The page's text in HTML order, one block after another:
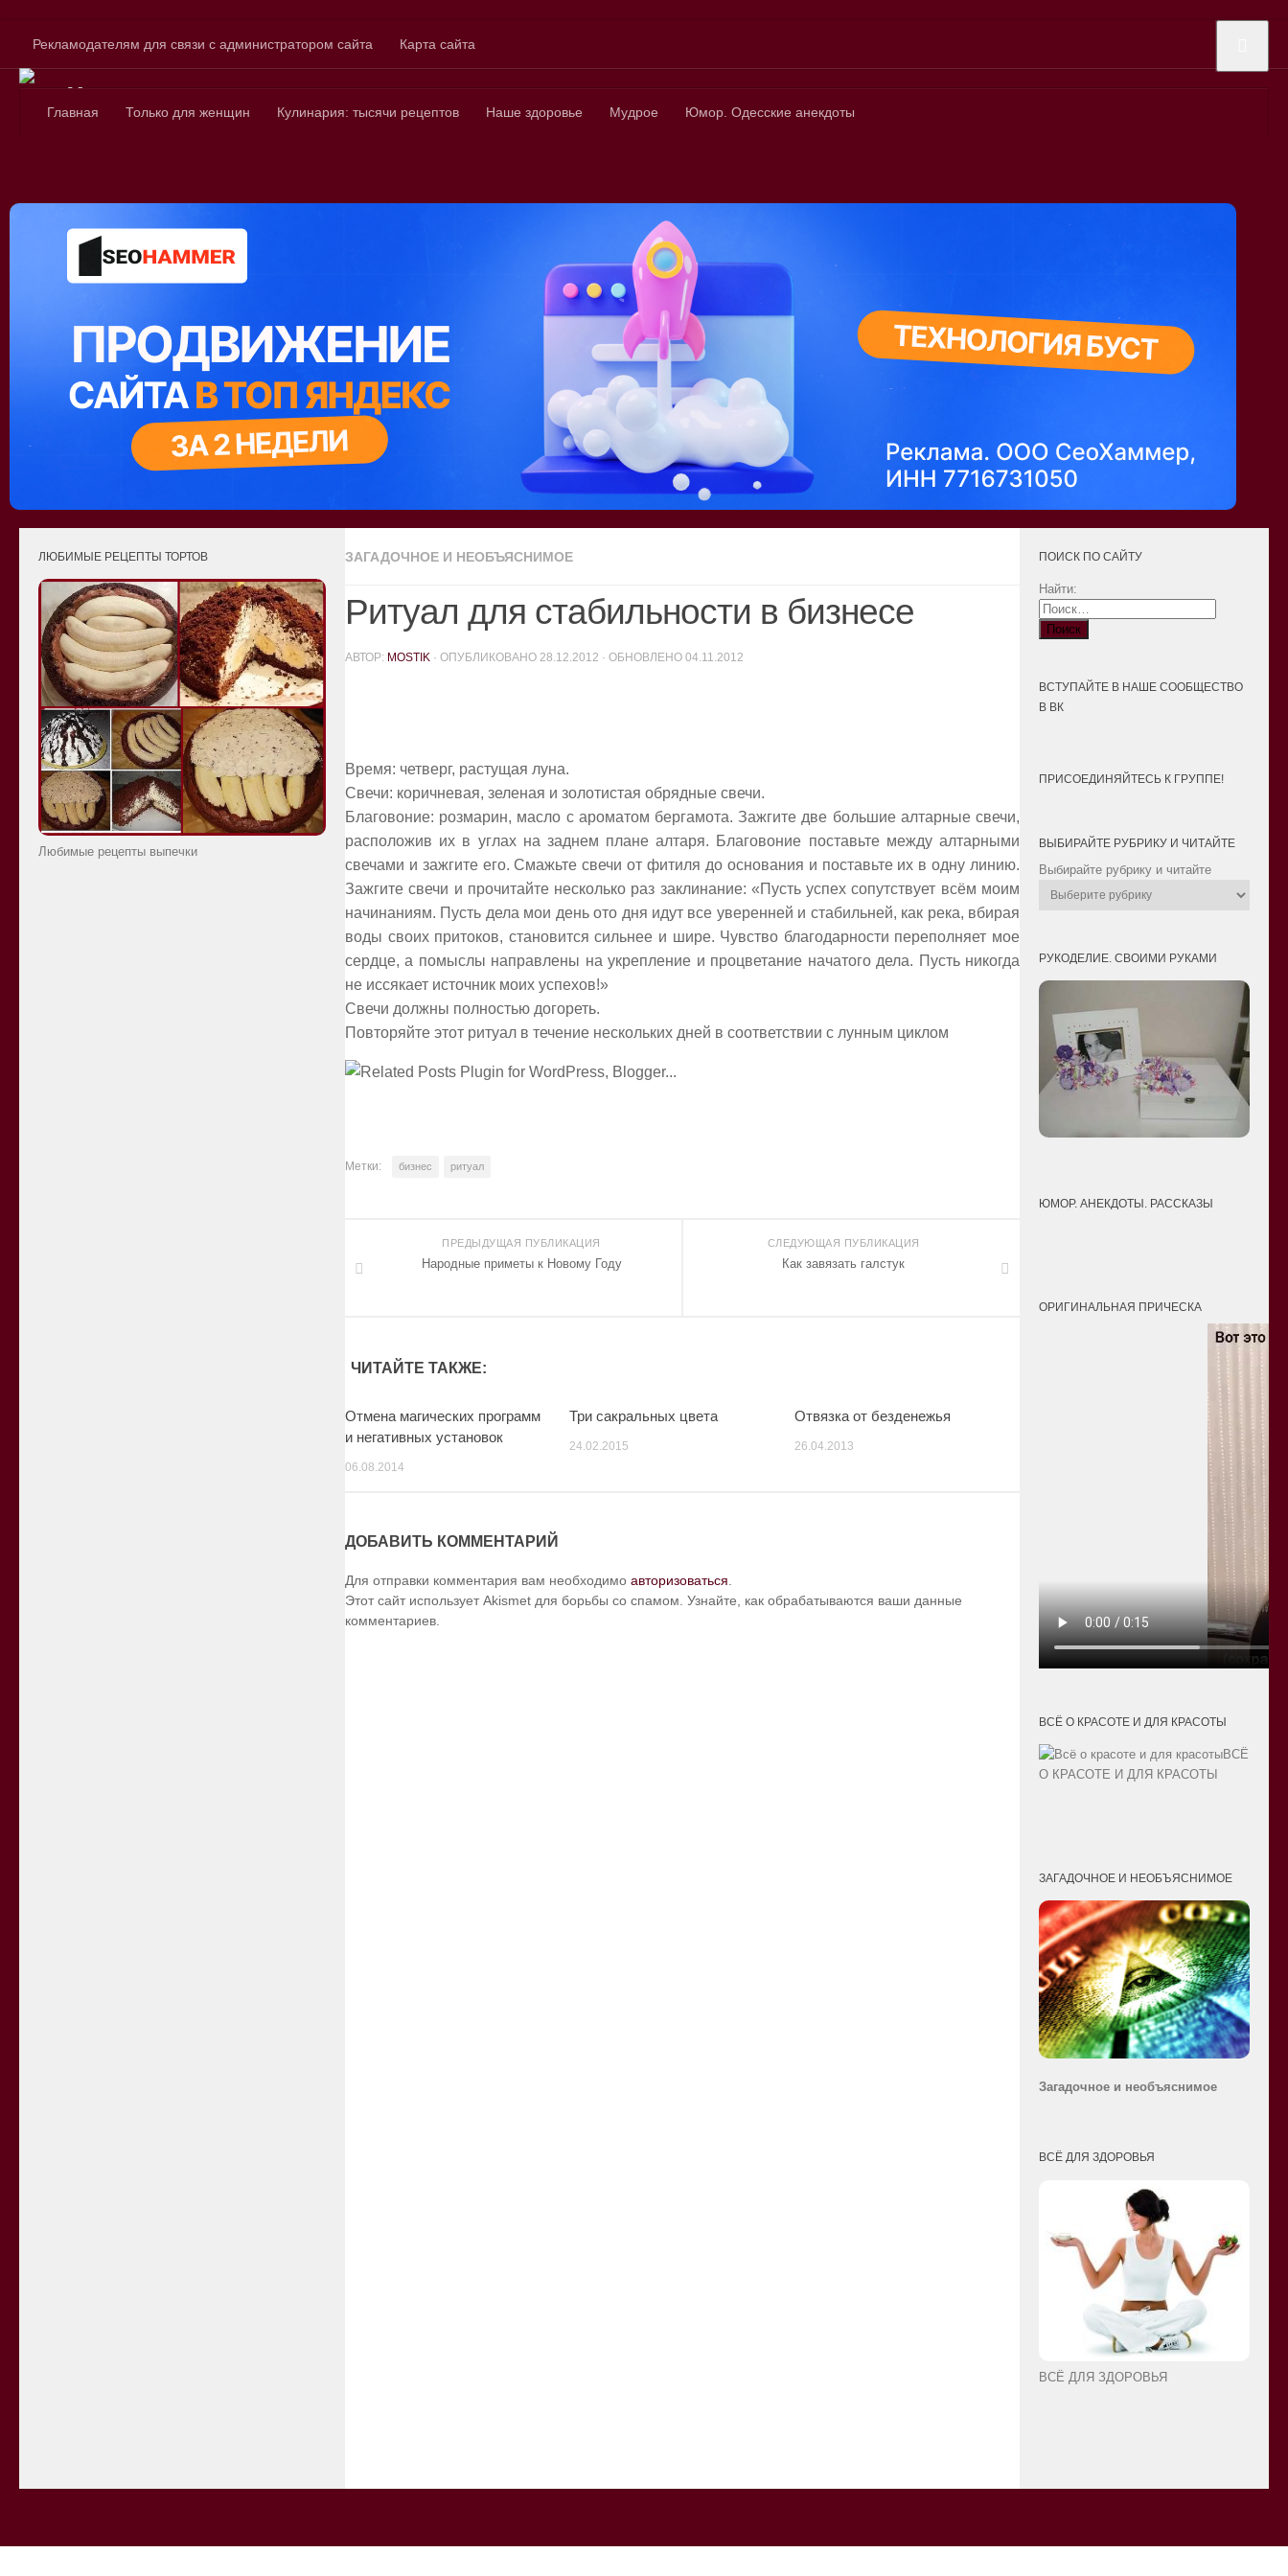
Рекламодателям для связи с администратором сайта Карта сайта
Сайт для любознательных
Главная Только для женщин Кулинария: тысячи рецептов Наше здоровье Мудрое Юмор. Одесские анекдоты
ЗАГАДОЧНОЕ И НЕОБЪЯСНИМОЕ
Ритуал для стабильности в бизнесе
АВТОР: MOSTIK · ОПУБЛИКОВАНО 28.12.2012 · ОБНОВЛЕНО 04.11.2012
Время: четверг, растущая луна.
Свечи: коричневая, зеленая и золотистая обрядные свечи.
Благовоние: розмарин, масло с ароматом бергамота. Зажгите две большие алтарные свечи,
расположив их в углах на заднем плане алтаря. Благовоние поставьте между алтарными
свечами и зажгите его. Смажьте свечи от фитиля до основания и поставьте их в одну линию.
Зажгите свечи и прочитайте несколько раз заклинание: «Пусть успех сопутствует всём моим
начинаниям. Пусть дела мои день ото дня идут все уверенней и стабильней, как река, вбирая
воды своих притоков, становится сильнее и шире. Чувство благодарности переполняет мое
сердце, а помыслы направлены на укрепление и процветание начатого дела. Пусть никогда
не иссякает источник моих успехов!»
Свечи должны полностью догореть.
Повторяйте этот ритуал в течение нескольких дней в соответствии с лунным циклом
Метки: бизнес ритуал
СЛЕДУЮЩАЯ ПУБЛИКАЦИЯ
Как завязать галстук
ПРЕДЫДУЩАЯ ПУБЛИКАЦИЯ
Народные приметы к Новому Году
ЧИТАЙТЕ ТАКЖЕ:
Отмена магических программ
и негативных установок
06.08.2014
Три сакральных цвета
24.02.2015
Отвязка от безденежья
26.04.2013
ДОБАВИТЬ КОММЕНТАРИЙ
Для отправки комментария вам необходимо авторизоваться
Этот сайт использует Akismet для борьбы со спамом. Узнайте, как обрабатываются ваши данные
комментариев.
ЛЮБИМЫЕ РЕЦЕПТЫ ТОРТОВ
Любимые рецепты выпечки
ПОИСК ПО САЙТУ
Найти:
ВСТУПАЙТЕ В НАШЕ СООБЩЕСТВО
В ВК
ПРИСОЕДИНЯЙТЕСЬ К ГРУППЕ!
ВЫБИРАЙТЕ РУБРИКУ И ЧИТАЙТЕ
Выбирайте рубрику и читайте
РУКОДЕЛИЕ. СВОИМИ РУКАМИ
ЮМОР. АНЕКДОТЫ. РАССКАЗЫ
ОРИГИНАЛЬНАЯ ПРИЧЕСКА
ВСЁ О КРАСОТЕ И ДЛЯ КРАСОТЫ
ВСЁ
О КРАСОТЕ И ДЛЯ КРАСОТЫ
ЗАГАДОЧНОЕ И НЕОБЪЯСНИМОЕ
Загадочное и необъяснимое
ВСЁ ДЛЯ ЗДОРОВЬЯ
ВСЁ ДЛЯ ЗДОРОВЬЯ